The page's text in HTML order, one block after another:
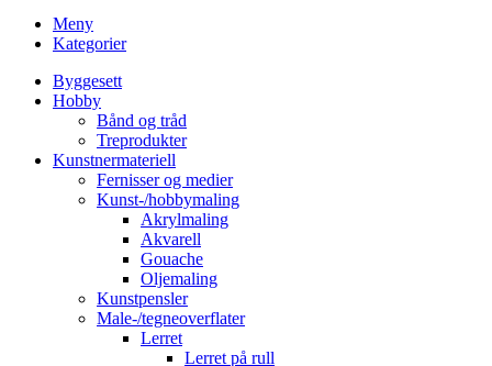
Meny
Kategorier
Byggesett
Hobby
Bånd og tråd
Treprodukter
Kunstnermateriell
Fernisser og medier
Kunst-/hobbymaling
Akrylmaling
Akvarell
Gouache
Oljemaling
Kunstpensler
Male-/tegneoverflater
Lerret
Lerret på rull